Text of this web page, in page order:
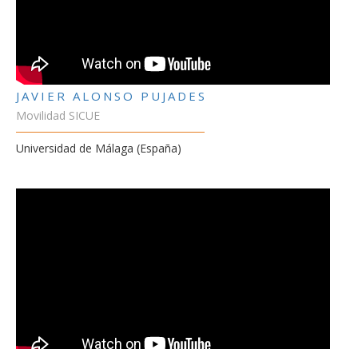
JAVIER ALONSO PUJADES
Movilidad SICUE
Universidad de Málaga (España)